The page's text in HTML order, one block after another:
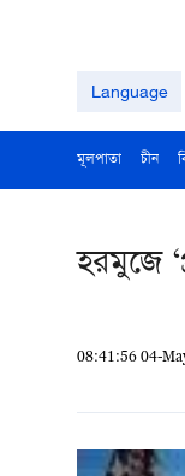
Language
মূলপাতা চীন
হরমুজে
08:41:56 04-